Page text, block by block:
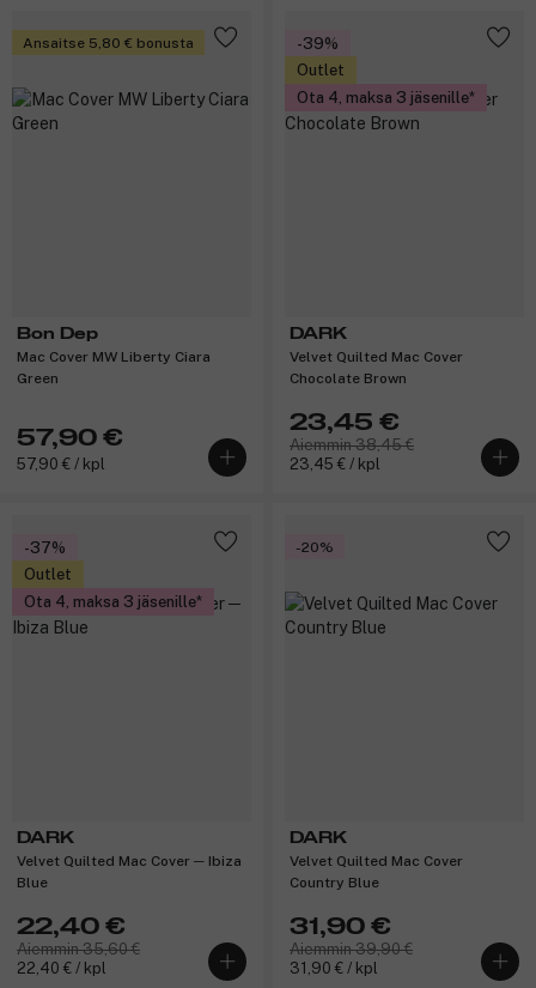
Ansaitse 5,80 € bonusta
Bon Dep
Mac Cover MW Liberty Ciara
Green
57,90 €
57,90 € / kpl
-39%
Outlet
Ota 4, maksa 3 jäsenille
DARK
Velvet Quilted Mac Cover
Chocolate Brown
23,45 €
Aiemmin 38,45 €
23,45 € / kpl
-37%
Outlet
Ota 4, maksa 3 jäsenille
DARK
Velvet Quilted Mac Cover ─ Ibiza
Blue
22,40 €
Aiemmin 35,60 €
22,40 € / kpl
-20%
DARK
Velvet Quilted Mac Cover
Country Blue
31,90 €
Aiemmin 39,90 €
31,90 € / kpl